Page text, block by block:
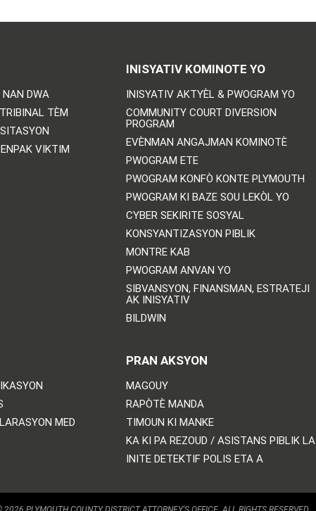
NAN DWA
TÈM
VIKTIM
INISYATIV KOMINOTE YO
INISYATIV AKTYÈL & PWOGRAM YO
COMMUNITY COURT DIVERSION
PROGRAM
EVÈNMAN ANGAJMAN KOMINOTÈ
PWOGRAM ETE
PWOGRAM KONFÒ KONTE PLYMOUTH
PWOGRAM KI BAZE SOU LEKÒL YO
CYBER SEKIRITE SOSYAL
KONSYANTIZASYON PIBLIK
MONTRE KAB
PWOGRAM ANVAN YO
SIBVANSYON, FINANSMAN, ESTRATEJI
AK INISYATIV
BILDWIN
MED
PRAN AKSYON
MAGOUY
RAPÒTÈ MANDA
TIMOUN KI MANKE
KA KI PA REZOUD / ASISTANS PIBLIK LA
INITE DETEKTIF POLIS ETA A